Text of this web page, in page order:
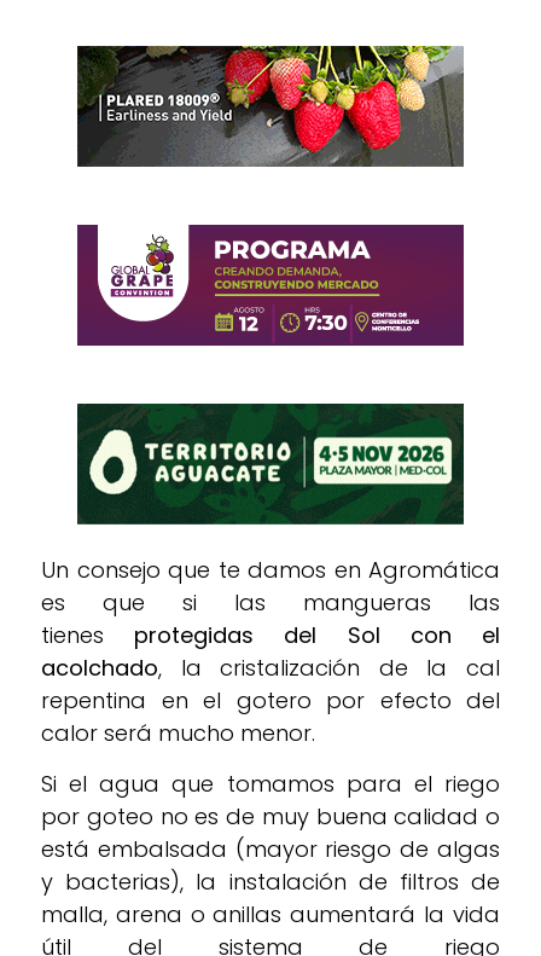
Un consejo que te damos en Agromática
es que si las mangueras las
tienes protegidas del Sol con
el
acolchado, la cristalización de la cal
repentina en el gotero por efecto del
calor será mucho menor.
Si el agua que tomamos para el riego
por goteo no es de muy buena calidad o
está embalsada (mayor riesgo de algas
y bacterias), la instalación de filtros de
malla, arena o anillas aumentará la vida
útil del sistema de riego